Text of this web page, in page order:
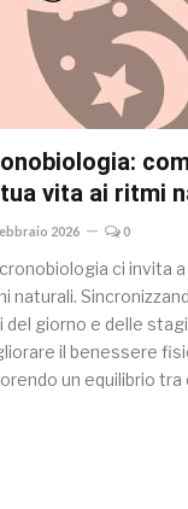
vita ai ritmi
2026 0
ci invita
naturali.
del giorno e delle
il benessere
un equilibrio